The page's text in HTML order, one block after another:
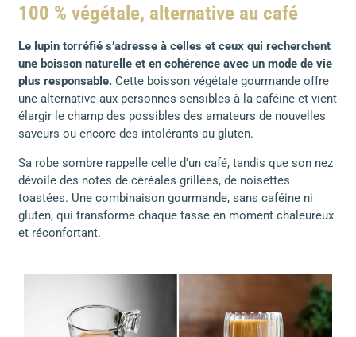
100 % végétale, alternative au café
Le lupin torréfié s’adresse à celles et ceux qui recherchent
une boisson naturelle et en cohérence avec un mode de vie
plus responsable. Cette boisson végétale gourmande offre
une alternative aux personnes sensibles à la caféine et vient
élargir le champ des possibles des amateurs de nouvelles
saveurs ou encore des intolérants au gluten.
Sa robe sombre rappelle celle d’un café, tandis que son nez
dévoile des notes de céréales grillées, de noisettes
toastées. Une combinaison gourmande, sans caféine ni
gluten, qui transforme chaque tasse en moment chaleureux
et réconfortant.